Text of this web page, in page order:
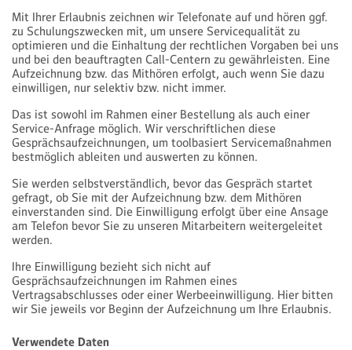
Mit Ihrer Erlaubnis zeichnen wir Telefonate auf und hören ggf.
zu Schulungszwecken mit, um unsere Servicequalität zu
optimieren und die Einhaltung der rechtlichen Vorgaben bei uns
und bei den beauftragten Call-Centern zu gewährleisten. Eine
Aufzeichnung bzw. das Mithören erfolgt, auch wenn Sie dazu
einwilligen, nur selektiv bzw. nicht immer.
Das ist sowohl im Rahmen einer Bestellung als auch einer
Service-Anfrage möglich. Wir verschriftlichen diese
Gesprächsaufzeichnungen, um toolbasiert Servicemaßnahmen
bestmöglich ableiten und auswerten zu können.
Sie werden selbstverständlich, bevor das Gespräch startet
gefragt, ob Sie mit der Aufzeichnung bzw. dem Mithören
einverstanden sind. Die Einwilligung erfolgt über eine Ansage
am Telefon bevor Sie zu unseren Mitarbeitern weitergeleitet
werden.
Ihre Einwilligung bezieht sich nicht auf
Gesprächsaufzeichnungen im Rahmen eines
Vertragsabschlusses oder einer Werbeeinwilligung. Hier bitten
wir Sie jeweils vor Beginn der Aufzeichnung um Ihre Erlaubnis.
Verwendete Daten